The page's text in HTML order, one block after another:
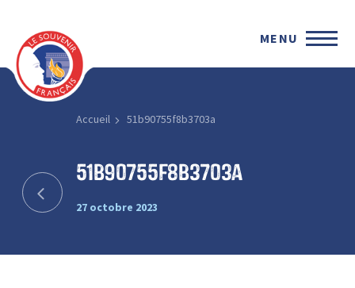
MENU
Accueil 51b90755f8b3703a
51b90755f8b3703a
27 octobre 2023